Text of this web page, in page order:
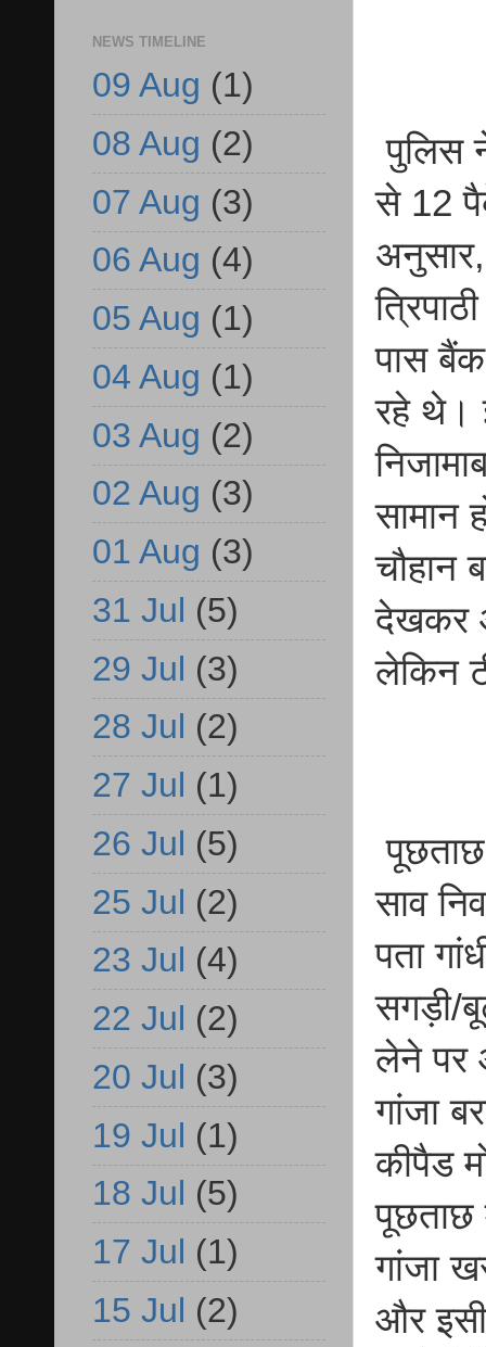
पुलिस
से 12
पास
रहे थे।
सामान
चौहान
देखकर
लेकिन
साव
पता
सगड़ी/
लेने पर
गांजा
कीपैड
पूछताछ
गांजा
और
NEWS TIMELINE
09 Aug (1)
08 Aug (2)
07 Aug (3)
06 Aug (4)
05 Aug (1)
04 Aug (1)
03 Aug (2)
02 Aug (3)
01 Aug (3)
31 Jul (5)
29 Jul (3)
28 Jul (2)
27 Jul (1)
26 Jul (5)
25 Jul (2)
23 Jul (4)
22 Jul (2)
20 Jul (3)
19 Jul (1)
18 Jul (5)
17 Jul (1)
15 Jul (2)